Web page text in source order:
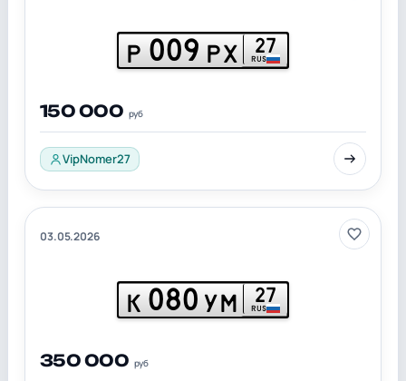
Р 009 РХ 27
RUS
150 000 руб
VipNomer27
03.05.2026
К 080УМ 27
RUS
350 000 руб